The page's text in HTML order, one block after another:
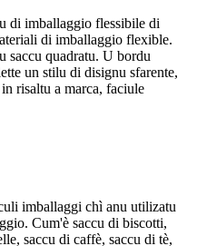
di imballaggio flessibile di
di imballaggio flexible.
saccu quadratu. U bordu
un stilu di disignu sfarente,
risaltu a marca, faciule
imballaggi chì anu utilizatu
Cum'è saccu di biscotti,
saccu di caffè, saccu di tè,